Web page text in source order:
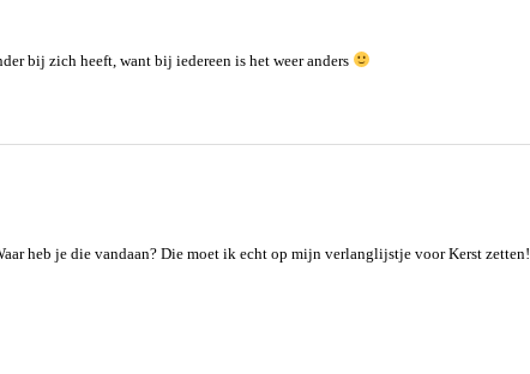
bij zich heeft, want bij iedereen is het weer anders
heb je die vandaan? Die moet ik echt op mijn verlanglijstje voor Kerst zetten!